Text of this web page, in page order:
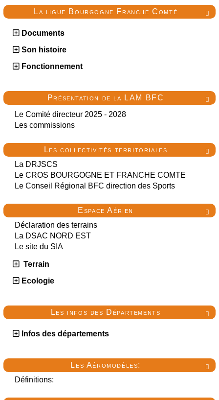

La ligue Bourgogne Franche Comté
Documents
Son histoire
Fonctionnement

Présentation de la LAM BFC
Le Comité directeur 2025 - 2028
Les commissions

Les collectivités territoriales
La DRJSCS
Le CROS BOURGOGNE ET FRANCHE COMTE
Le Conseil Régional BFC direction des Sports

Espace Aérien
Déclaration des terrains
La DSAC NORD EST
Le site du SIA
Terrain
Ecologie

Les infos des Départements
Infos des départements

Les Aéromodèles:
Définitions: